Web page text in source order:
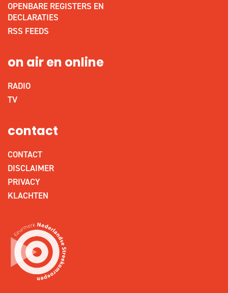
OPENBARE REGISTERS EN
DECLARATIES
RSS FEEDS
on air en online
RADIO
TV
contact
CONTACT
DISCLAIMER
PRIVACY
KLACHTEN